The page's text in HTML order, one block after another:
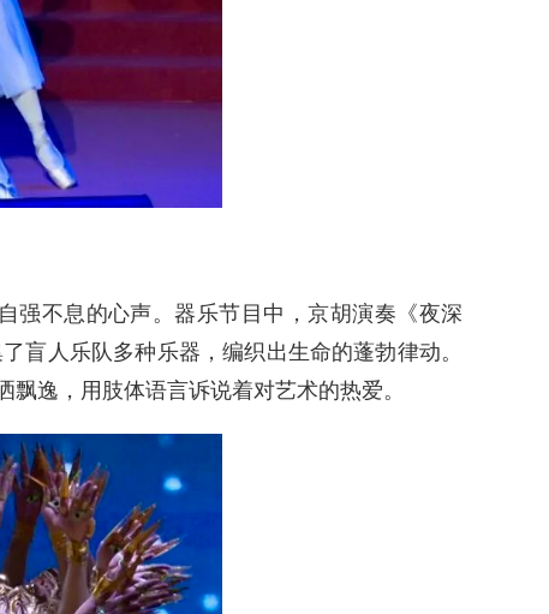
不息的心声。器乐节目中，京胡演奏《夜深
盲人乐队多种乐器，编织出生命的蓬勃律动。
逸，用肢体语言诉说着对艺术的热爱。